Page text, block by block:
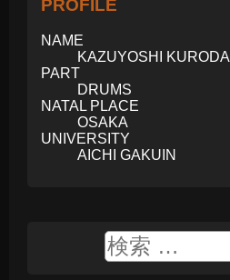
PROFILE
NAME
KAZUYOSHI KURODA
PART
DRUMS
NATAL PLACE
OSAKA
UNIVERSITY
AICHI GAKUIN